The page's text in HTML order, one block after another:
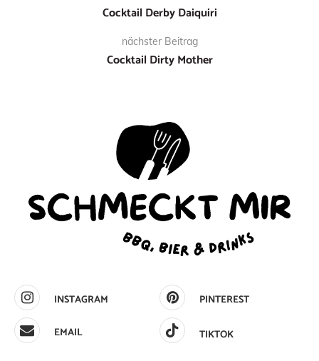
Cocktail Derby Daiquiri
nächster Beitrag
Cocktail Dirty Mother
INSTAGRAM
PINTEREST
EMAIL
TIKTOK